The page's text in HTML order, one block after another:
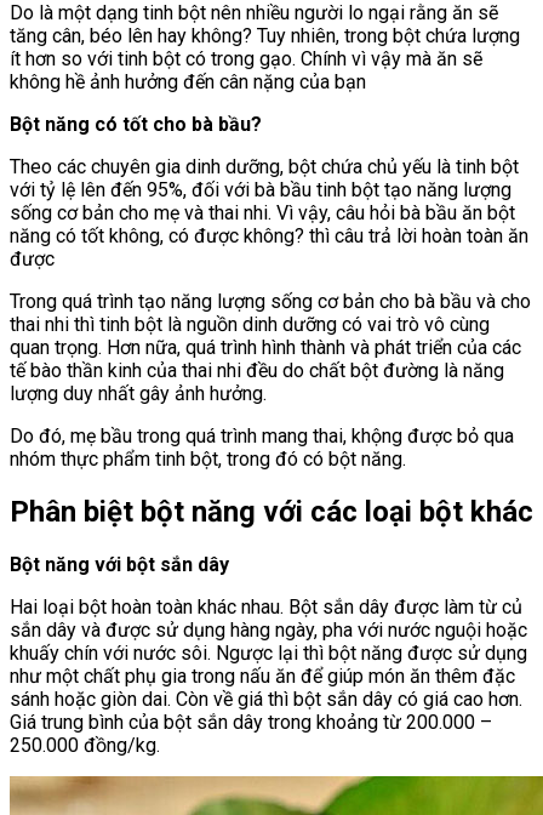
Do là một dạng tinh bột nên nhiều người lo ngại rằng ăn sẽ
tăng cân, béo lên hay không? Tuy nhiên, trong bột chứa lượng
ít hơn so với tinh bột có trong gạo. Chính vì vậy mà ăn sẽ
không hề ảnh hưởng đến cân nặng của bạn
Bột năng có tốt cho bà bầu?
Theo các chuyên gia dinh dưỡng, bột chứa chủ yếu là tinh bột
với tỷ lệ lên đến 95%, đối với bà bầu tinh bột tạo năng lượng
sống cơ bản cho mẹ và thai nhi. Vì vậy, câu hỏi bà bầu ăn bột
năng có tốt không, có được không? thì câu trả lời hoàn toàn ăn
được
Trong quá trình tạo năng lượng sống cơ bản cho bà bầu và cho
thai nhi thì tinh bột là nguồn dinh dưỡng có vai trò vô cùng
quan trọng. Hơn nữa, quá trình hình thành và phát triển của các
tế bào thần kinh của thai nhi đều do chất bột đường là năng
lượng duy nhất gây ảnh hưởng.
Do đó, mẹ bầu trong quá trình mang thai, khộng được bỏ qua
nhóm thực phẩm tinh bột, trong đó có bột năng.
Phân biệt bột năng với các loại bột khác
Bột năng với bột sắn dây
Hai loại bột hoàn toàn khác nhau. Bột sắn dây được làm từ củ
sắn dây và được sử dụng hàng ngày, pha với nước nguội hoặc
khuấy chín với nước sôi. Ngược lại thì bột năng được sử dụng
như một chất phụ gia trong nấu ăn để giúp món ăn thêm đặc
sánh hoặc giòn dai. Còn về giá thì bột sắn dây có giá cao hơn.
Giá trung bình của bột sắn dây trong khoảng từ 200.000 –
250.000 đồng/kg.